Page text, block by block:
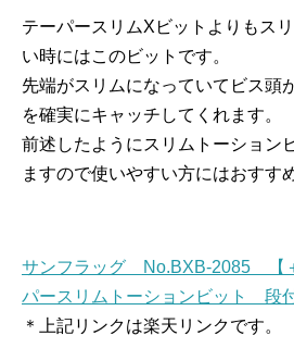
テーパースリムXビットよりもス
い時にはこのビットです。
先端がスリムになっていてビス頭
を確実にキャッチしてくれます。
前述したようにスリムトーション
ますので使いやすい方にはおすす
サンフラッグ No.BXB-2085 【
パースリムトーションビット 段
＊上記リンクは楽天リンクです。